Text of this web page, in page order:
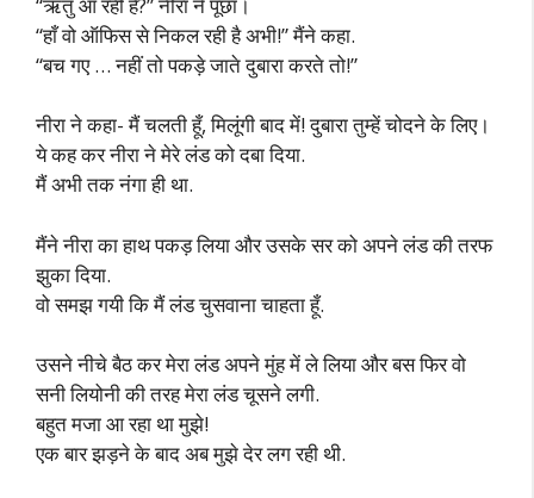
“हाँ वो ऑफिस से निकल रही है अभी!” मैंने कहा.
“बच गए … नहीं तो पकड़े जाते दुबारा करते तो!”
नीरा ने कहा- मैं चलती हूँ, मिलूंगी बाद में! दुबारा तुम्हें चोदने के लिए।
ये कह कर नीरा ने मेरे लंड को दबा दिया.
मैं अभी तक नंगा ही था.
मैंने नीरा का हाथ पकड़ लिया और उसके सर को अपने लंड की तरफ
झुका दिया.
वो समझ गयी कि मैं लंड चुसवाना चाहता हूँ.
उसने नीचे बैठ कर मेरा लंड अपने मुंह में ले लिया और बस फिर वो
सनी लियोनी की तरह मेरा लंड चूसने लगी.
बहुत मजा आ रहा था मुझे!
एक बार झड़ने के बाद अब मुझे देर लग रही थी.